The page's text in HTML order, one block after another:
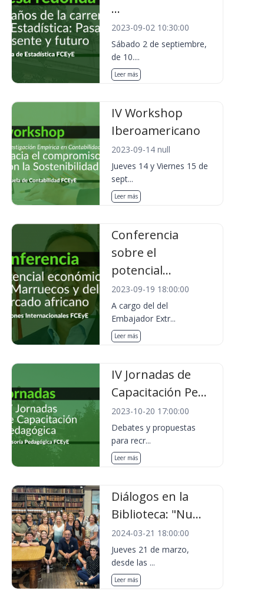
...
2023-09-02 10:30:00
Sábado 2 de septiembre,
de 10....
Leer más
IV Workshop
Iberoamericano
2023-09-14 null
Jueves 14 y Viernes 15 de
sept...
Leer más
Conferencia
sobre el
potencial...
2023-09-19 18:00:00
A cargo del del
Embajador Extr...
Leer más
IV Jornadas de
Capacitación Pe...
2023-10-20 17:00:00
Debates y propuestas
para recr...
Leer más
Diálogos en la
Biblioteca: "Nu...
2024-03-21 18:00:00
Jueves 21 de marzo,
desde las ...
Leer más